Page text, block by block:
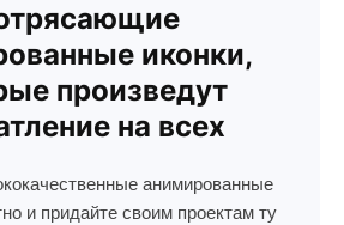
иконки,
произведут
на всех
анимированные
и придайте своим проектам ту